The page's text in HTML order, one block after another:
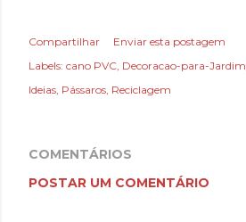
Compartilhar
Enviar esta postagem
Labels: cano PVC Decoracao-para-Jardim
Ideias Pássaros Reciclagem
COMENTÁRIOS
POSTAR UM COMENTÁRIO